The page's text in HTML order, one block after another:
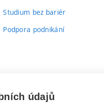
Studium bez bariér
Podpora podnikání
údajů